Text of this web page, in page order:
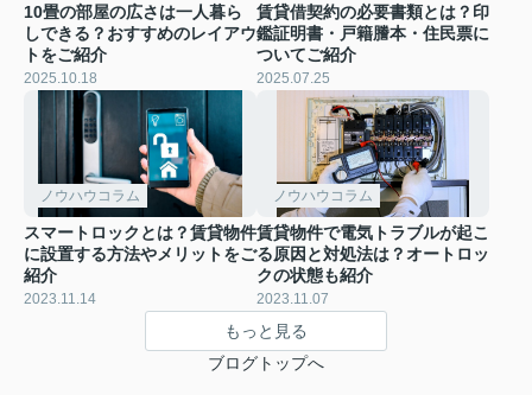
10畳の部屋の広さは一人暮ら
しできる？おすすめのレイアウ
トをご紹介
2025.10.18
賃貸借契約の必要書類とは？印
鑑証明書・戸籍謄本・住民票に
ついてご紹介
2025.07.25
ノウハウコラム
スマートロックとは？賃貸物件
に設置する方法やメリットをご
紹介
2023.11.14
ノウハウコラム
賃貸物件で電気トラブルが起こ
る原因と対処法は？オートロッ
クの状態も紹介
2023.11.07
もっと見る
ブログトップへ